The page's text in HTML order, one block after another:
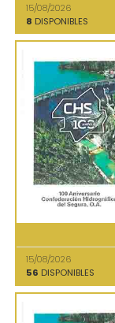
15/08/2026
8 DISPONIBLES
15/08/2026
56 DISPONIBLES